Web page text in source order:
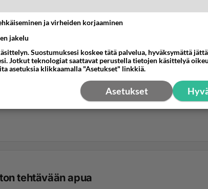
tehtävään apua
ja virheiden korjaaminen
jakelu
Suostumuksesi koskee tätä palvelua, hyväksymättä
Jotkut teknologiat saattavat perustella tietojen käsittelyä
asetuksia klikkaamalla "Asetukset" linkkiä.
Asetukset